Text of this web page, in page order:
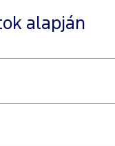
alapján